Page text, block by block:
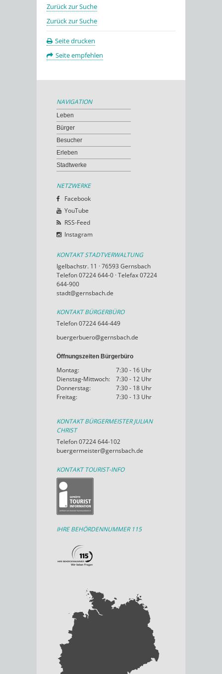
Zurück zur Suche
Zurück zur Suche
Seite drucken
Seite empfehlen
NAVIGATION
Leben
Bürger
Besucher
Erleben
Stadtwerke
NETZWERKE
Facebook
YouTube
RSS-Feed
Instagram
KONTAKT STADTVERWALTUNG
Igelbachstr. 11 · 76593 Gernsbach
Telefon 07224 644-0 · Telefax 07224
644-900
stadt@gernsbach.de
KONTAKT BÜRGERBÜRO
Telefon 07224 644-449
buergerbuero@gernsbach.de
Öffnungszeiten Bürgerbüro
Montag:
7:30 - 16 Uhr
Dienstag-Mittwoch:
7:30 - 12 Uhr
Donnerstag:
7:30 - 18 Uhr
Freitag:
7:30 - 13 Uhr
KONTAKT BÜRGERMEISTER JULIAN
CHRIST
Telefon 07224 644-102
buergermeister@gernsbach.de
KONTAKT TOURIST-INFO
IHRE BEHÖRDENNUMMER 115